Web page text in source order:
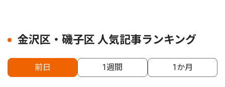
金沢区・磯子区 人気記事ランキング
前日 1週間 1か月